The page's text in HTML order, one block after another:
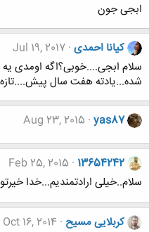
ابجی جون
کیانا احمدی Jul 19, 2017
سلام ابجی....خوبی؟اگه اومدی یه
شده...یادته هفت سال
yas87
Aug 23, 2015
13654242
Feb 25, 2015
سلام..خیلی ارادتمندیم...خدا
کربلایی مسیح Oct 16, 2014